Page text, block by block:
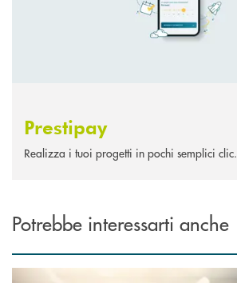
Prestipay
Realizza i tuoi progetti in pochi semplici clic.
Potrebbe interessarti anche